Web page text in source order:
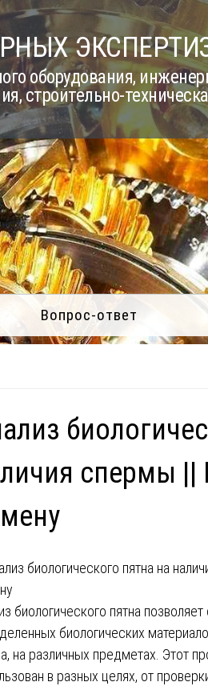
оборудования,
строительно-
Вопрос-ответ
спермы ||
биологического пятна
биологических
на различных предметах. Этот
в разных целях, от